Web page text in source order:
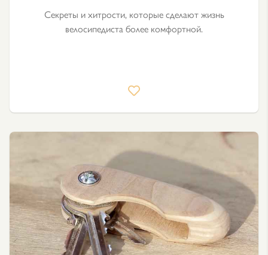
Секреты и хитрости, которые сделают жизнь
велосипедиста более комфортной.